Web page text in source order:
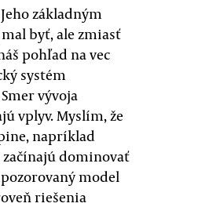
základným
byť, ale zmiasť
pohľad na vec
systém
vývoja
vplyv. Myslím, že
napríklad
dominovať
model
riešenia